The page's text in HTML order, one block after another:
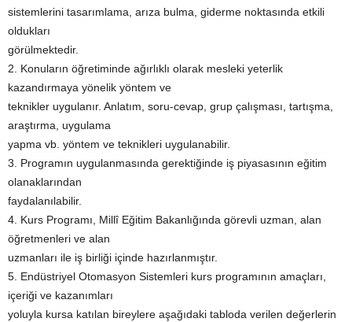
sistemlerini tasarımlama, arıza bulma, giderme noktasında etkili
oldukları
görülmektedir.
2. Konuların öğretiminde ağırlıklı olarak mesleki yeterlik
kazandırmaya yönelik yöntem ve
teknikler uygulanır. Anlatım, soru-cevap, grup çalışması, tartışma,
araştırma, uygulama
yapma vb. yöntem ve teknikleri uygulanabilir.
3. Programın uygulanmasında gerektiğinde iş piyasasının eğitim
olanaklarından
faydalanılabilir.
4. Kurs Programı, Millî Eğitim Bakanlığında görevli uzman, alan
öğretmenleri ve alan
uzmanları ile iş birliği içinde hazırlanmıştır.
5. Endüstriyel Otomasyon Sistemleri kurs programının amaçları,
içeriği ve kazanımları
yoluyla kursa katılan bireylere aşağıdaki tabloda verilen değerlerin